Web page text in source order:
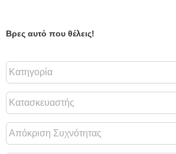
Βρες αυτό που θέλεις!